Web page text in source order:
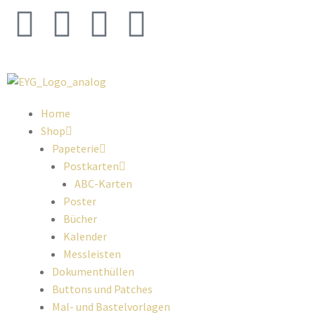
Home
Shop
Papeterie
Postkarten
ABC-Karten
Poster
Bücher
Kalender
Messleisten
Dokumenthüllen
Buttons und Patches
Mal- und Bastelvorlagen